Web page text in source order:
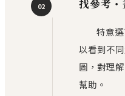
02 找參考
特意
以看到不
圖，對理
幫助。